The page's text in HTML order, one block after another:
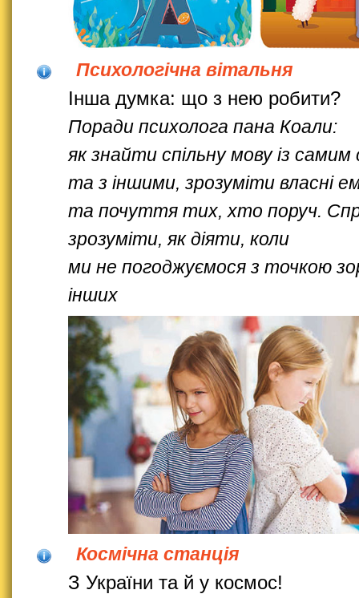
Психологічна вітальня
Інша думка: що з нею робити?
Поради психолога пана Коали:
як знайти спільну мову із
та з іншими, зрозуміти власні
та почуття тих, хто поруч.
зрозуміти, як діяти, коли
ми не погоджуємося з точкою
інших
Космічна станція
З України та й у космос!